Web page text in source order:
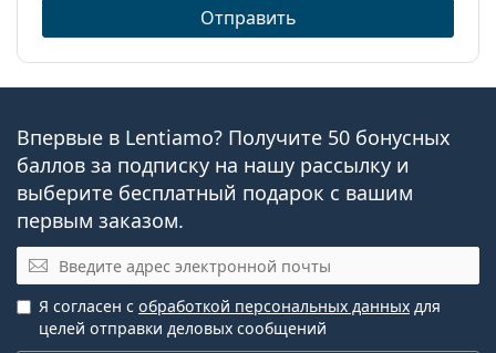
Отправить
Впервые в Lentiamo? Получите 50 бонусных
баллов за подписку на нашу рассылку и
выберите бесплатный подарок с вашим
первым заказом.
Электронная почта
Я согласен с обработкой персональных данных для
целей отправки деловых сообщений